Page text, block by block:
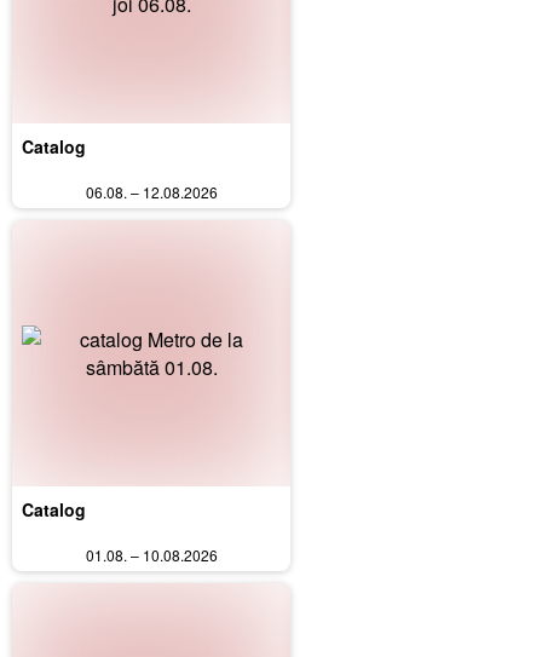
Catalog
06.08. – 12.08.2026
Catalog
01.08. – 10.08.2026